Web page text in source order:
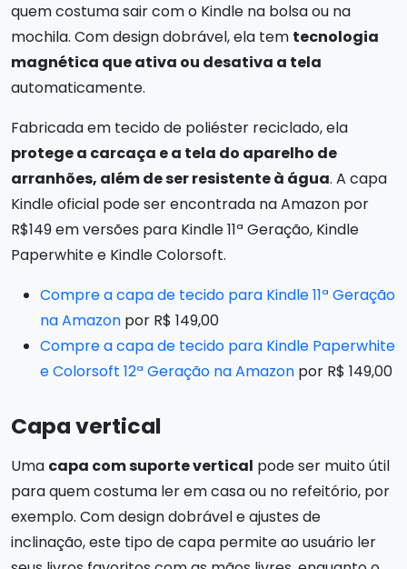
quem costuma sair com o Kindle na bolsa ou na
mochila. Com design dobrável, ela tem tecnologia
magnética que ativa ou desativa a tela
automaticamente.
Fabricada em tecido de poliéster reciclado, ela
protege a carcaça e a tela do aparelho de
arranhões, além de ser resistente à água. A capa
Kindle oficial pode ser encontrada na Amazon por
R$149 em versões para Kindle 11ª Geração, Kindle
Paperwhite e Kindle Colorsoft.
Compre a capa de tecido para Kindle 11ª Geração
na Amazon por R$ 149,00
Compre a capa de tecido para Kindle Paperwhite
e Colorsoft 12ª Geração na Amazon por R$ 149,00
Capa vertical
Uma capa com suporte vertical pode ser muito útil
para quem costuma ler em casa ou no refeitório, por
exemplo. Com design dobrável e ajustes de
inclinação, este tipo de capa permite ao usuário ler